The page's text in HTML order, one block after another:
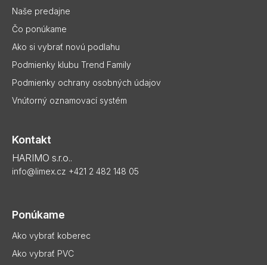
Naše predajne
Čo ponúkame
Ako si vybrať novú podlahu
Podmienky klubu Trend Family
Podmienky ochrany osobných údajov
Vnútorný oznamovací systém
Kontakt
HARIMO s.r.o..
info@limex.cz +421 2 482 148 05
Ponúkame
Ako vybrať koberec
Ako vybrať PVC